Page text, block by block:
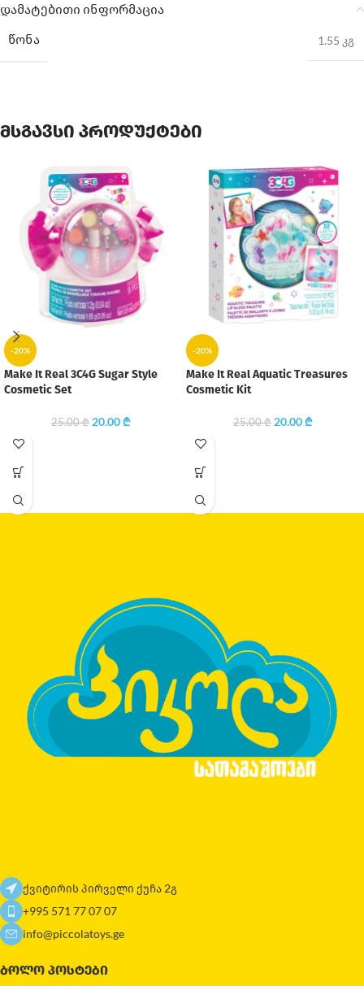
დამატებითი ინფორმაცია
ᲬᲝᲜᲐ
1.55 კგ
მსგავსი პროდუქტები
-20%
Make It Real 3C4G Sugar Style
Cosmetic Set
25.00₾ 20.00₾
-20%
Make It Real Aquatic Treasures
Cosmetic Kit
25.00₾ 20.00₾
ქვიტირის პირველი ქუჩა 2გ
+995 571 77 07 07
info@piccolatoys.ge
ᲑᲝᲚᲝ ᲞᲝᲡᲢᲔᲑᲘ